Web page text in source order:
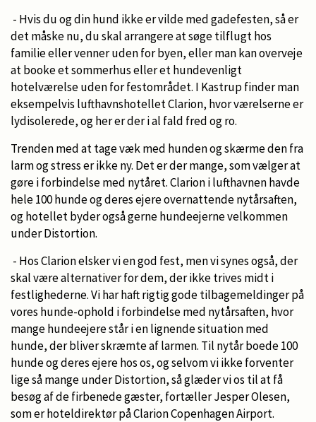
- Hvis du og din hund ikke er vilde med gadefesten, så er
det måske nu, du skal arrangere at søge tilflugt hos
familie eller venner uden for byen, eller man kan overveje
at booke et sommerhus eller et hundevenligt
hotelværelse uden for festområdet. I Kastrup finder man
eksempelvis lufthavnshotellet Clarion, hvor værelserne er
lydisolerede, og her er der i al fald fred og ro.
Trenden med at tage væk med hunden og skærme den fra
larm og stress er ikke ny. Det er der mange, som vælger at
gøre i forbindelse med nytåret. Clarion i lufthavnen havde
hele 100 hunde og deres ejere overnattende nytårsaften,
og hotellet byder også gerne hundeejerne velkommen
under Distortion.
- Hos Clarion elsker vi en god fest, men vi synes også, der
skal være alternativer for dem, der ikke trives midt i
festlighederne. Vi har haft rigtig gode tilbagemeldinger på
vores hunde-ophold i forbindelse med nytårsaften, hvor
mange hundeejere står i en lignende situation med
hunde, der bliver skræmte af larmen. Til nytår boede 100
hunde og deres ejere hos os, og selvom vi ikke forventer
lige så mange under Distortion, så glæder vi os til at få
besøg af de firbenede gæster, fortæller Jesper Olesen,
som er hoteldirektør på Clarion Copenhagen Airport.